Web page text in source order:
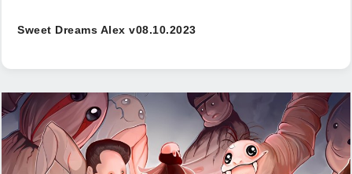
Sweet Dreams Alex v08.10.2023